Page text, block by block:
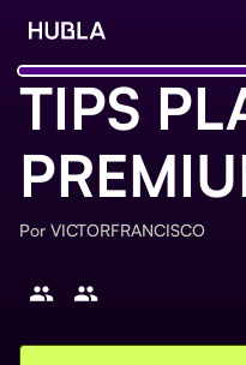
TIPS
Por VICTORFRANCISCO